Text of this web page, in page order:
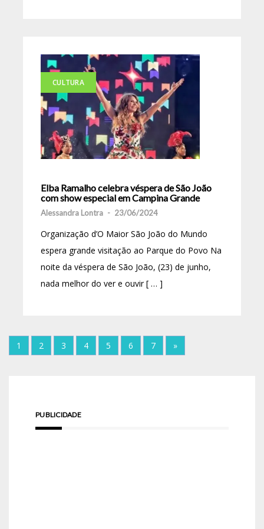
CULTURA
Elba Ramalho celebra véspera de São João
com show especial em Campina Grande
Alessandra Lontra - 23/06/2024
Organização d’O Maior São João do Mundo
espera grande visitação ao Parque do Povo Na
noite da véspera de São João, (23) de junho,
nada melhor do ver e ouvir [ … ]
1 2 3 4 5 6 7 »
PUBLICIDADE